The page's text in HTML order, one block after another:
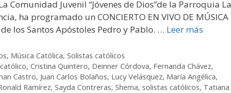
Comunidad Juvenil “Jóvenes de Dios”de la Parroquia La
ha programado un CONCIERTO EN VIVO DE MÚSICA
los Santos Apóstoles Pedro y Pablo. … Leer más
, Música Católica,Solistas católicos
,Cristina Quintero, Deinner Córdova, Fernanda Chávez,
Castro, Juan Carlos Bolaños, Lucy Velásquez, María Angélica,
Ramírez, Sayda Contreras, Shema, solistas católicos, Tatiana